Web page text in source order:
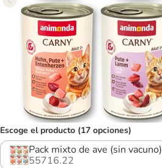
Escoge el producto (17 opciones)
Pack mixto de ave (sin vacuno)
55716.22